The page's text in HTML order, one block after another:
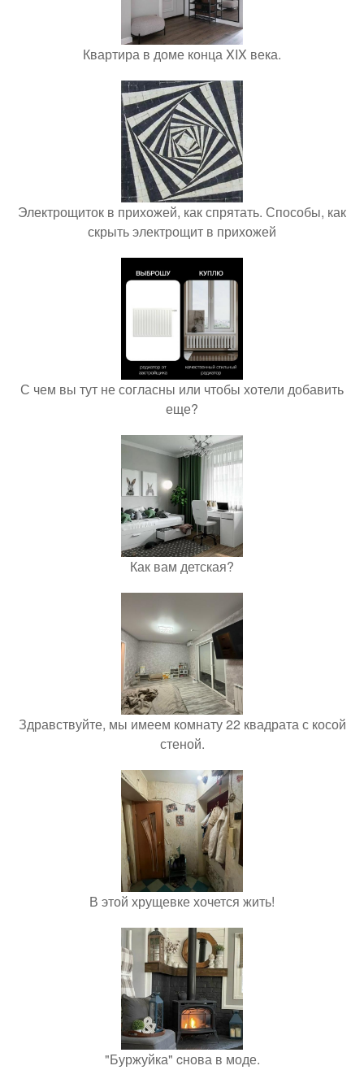
Квартира в доме конца XIX века.
Электрощиток в прихожей, как спрятать. Способы, как
скрыть электрощит в прихожей
С чем вы тут не согласны или чтобы хотели добавить
еще?
Как вам детская?
Здравствуйте, мы имеем комнату 22 квадрата с косой
стеной.
В этой хрущевке хочется жить!
"Буржуйка" cнова в моде.